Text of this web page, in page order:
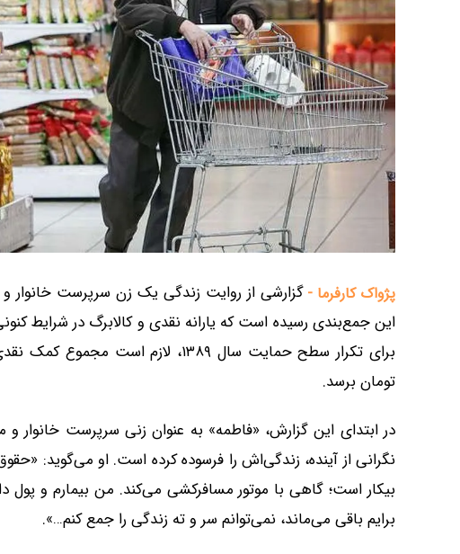
پژواک کارفرما -گزارشی از روایت زندگی یک زن سرپرست خانوار
این جمع‌بندی رسیده است که یارانه نقدی و کالابرگ در شرایط
تومان برسد.
در ابتدای این گزارش، «فاطمه» به عنوان زنی سرپرست
برایم باقی می‌ماند، نمی‌توانم سر و ته زندگی را جمع کنم…».